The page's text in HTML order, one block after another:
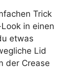
Trick
in einen
etwas
Lid
der Crease